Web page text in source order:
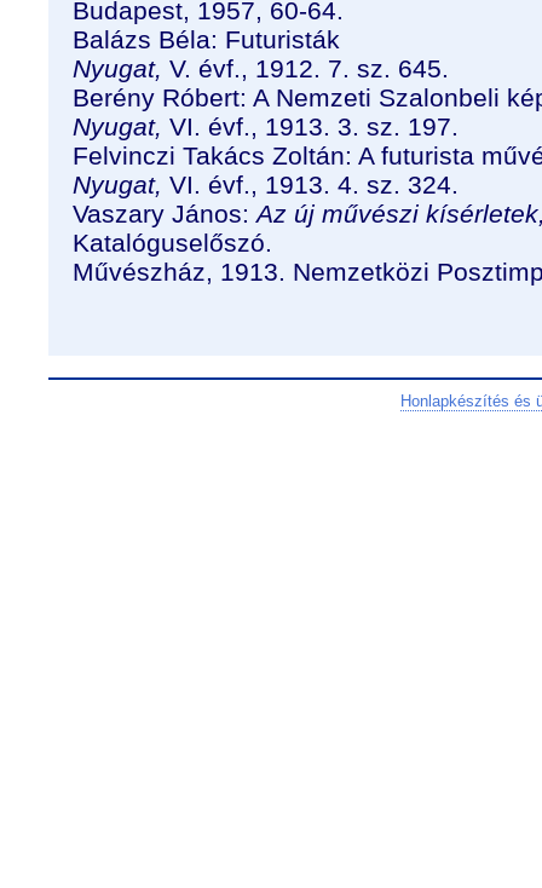
Budapest, 1957, 60-64.
Balázs Béla: Futuristák
Nyugat, V. évf., 1912. 7. sz. 645.
Berény Róbert: A Nemzeti Szalonbeli
Nyugat, VI. évf., 1913. 3. sz. 197.
Felvinczi Takács Zoltán: A futurista
Nyugat, VI. évf., 1913. 4. sz. 324.
Vaszary János:Az új művészi
Katalóguselőszó.
Művészház, 1913. Nemzetközi
Honlapkészítés és